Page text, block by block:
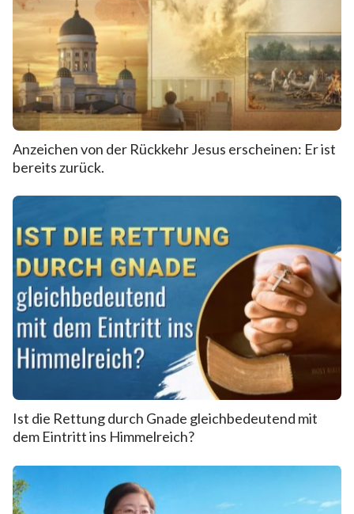
Anzeichen von der Rückkehr Jesus erscheinen: Er ist
bereits zurück.
Ist die Rettung durch Gnade gleichbedeutend mit
dem Eintritt ins Himmelreich?